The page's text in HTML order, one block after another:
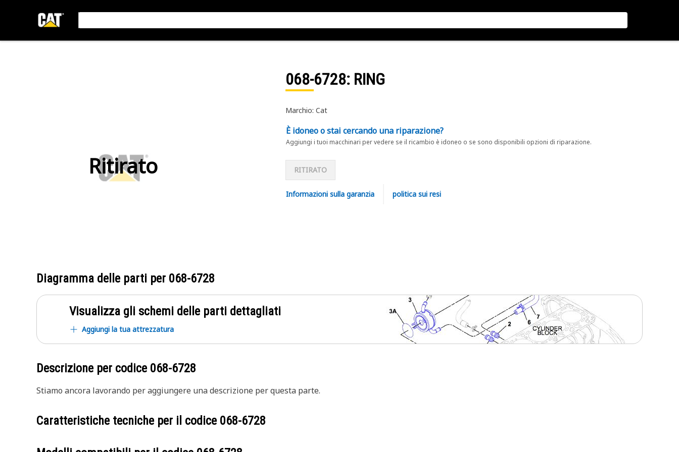
Ritirato
068-6728: RING
Marchio: Cat
È idoneo o stai cercando una riparazione?
Aggiungi i tuoi macchinari per vedere se il ricambio è idoneo o se sono disponibili opzioni di riparazione.
RITIRATO
Informazioni sulla garanzia politica sui resi
Diagramma delle parti per 068-6728
Visualizza gli schemi delle parti dettagliati
Aggiungi la tua attrezzatura
Descrizione per codice 068-6728
Stiamo ancora lavorando per aggiungere una descrizione per questa parte.
Caratteristiche tecniche per il codice 068-6728